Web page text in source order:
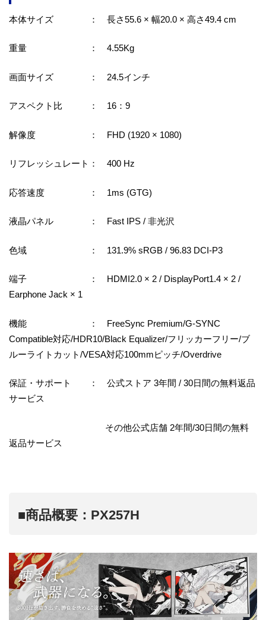
本体サイズ ： 長さ55.6 × 幅20.0 × 高さ49.4 cm
重量 ： 4.55Kg
画面サイズ ： 24.5インチ
アスペクト比 ： 16：9
解像度 ： FHD (1920 × 1080)
リフレッシュレート： 400 Hz
応答速度 ： 1ms (GTG)
液晶パネル ： Fast IPS / 非光沢
色域 ： 131.9% sRGB / 96.83 DCI-P3
端子 ： HDMI2.0 × 2 / DisplayPort1.4 × 2 /
Earphone Jack × 1
機能 ： FreeSync Premium/G-SYNC
Compatible対応/HDR10/Black Equalizer/フリッカーフリー/ブ
ルーライトカット/VESA対応100mmピッチ/Overdrive
保証・サポート ： 公式ストア 3年間 / 30日間の無料返品
サービス
その他公式店舗 2年間/30日間の無料
返品サービス
■商品概要：PX257H